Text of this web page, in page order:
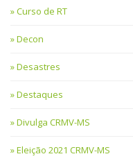
Curso de RT
Decon
Desastres
Destaques
Divulga CRMV-MS
Eleição 2021 CRMV-MS